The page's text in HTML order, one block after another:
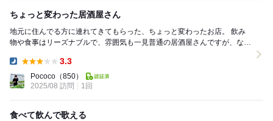
ちょっと変わった居酒屋さん
地元に住んでる方に連れてきてもらった、ちょっと変わったお店。 飲み
物や食事はリーズナブルで、雰囲気も一見普通の居酒屋さんですが、なん
3.3
Pococo （850）
2025/08 訪問
1回
食べて飲んで歌える